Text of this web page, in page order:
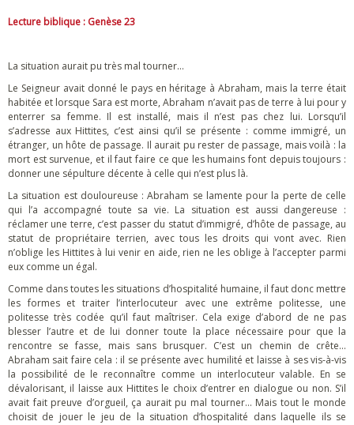
Lecture biblique : Genèse 23
La situation aurait pu très mal tourner…
Le Seigneur avait donné le pays en héritage à Abraham, mais la terre était
habitée et lorsque Sara est morte, Abraham n’avait pas de terre à lui pour y
enterrer sa femme. Il est installé, mais il n’est pas chez lui. Lorsqu’il
s’adresse aux Hittites, c’est ainsi qu’il se présente : comme immigré, un
étranger, un hôte de passage. Il aurait pu rester de passage, mais voilà : la
mort est survenue, et il faut faire ce que les humains font depuis toujours :
donner une sépulture décente à celle qui n’est plus là.
La situation est douloureuse : Abraham se lamente pour la perte de celle
qui l’a accompagné toute sa vie. La situation est aussi dangereuse :
réclamer une terre, c’est passer du statut d’immigré, d’hôte de passage, au
statut de propriétaire terrien, avec tous les droits qui vont avec. Rien
n’oblige les Hittites à lui venir en aide, rien ne les oblige à l’accepter parmi
eux comme un égal.
Comme dans toutes les situations d’hospitalité humaine, il faut donc mettre
les formes et traiter l’interlocuteur avec une extrême politesse, une
politesse très codée qu’il faut maîtriser. Cela exige d’abord de ne pas
blesser l’autre et de lui donner toute la place nécessaire pour que la
rencontre se fasse, mais sans brusquer. C’est un chemin de crête…
Abraham sait faire cela : il se présente avec humilité et laisse à ses vis-à-vis
la possibilité de le reconnaître comme un interlocuteur valable. En se
dévalorisant, il laisse aux Hittites le choix d’entrer en dialogue ou non. S’il
avait fait preuve d’orgueil, ça aurait pu mal tourner… Mais tout le monde
choisit de jouer le jeu de la situation d’hospitalité dans laquelle ils se